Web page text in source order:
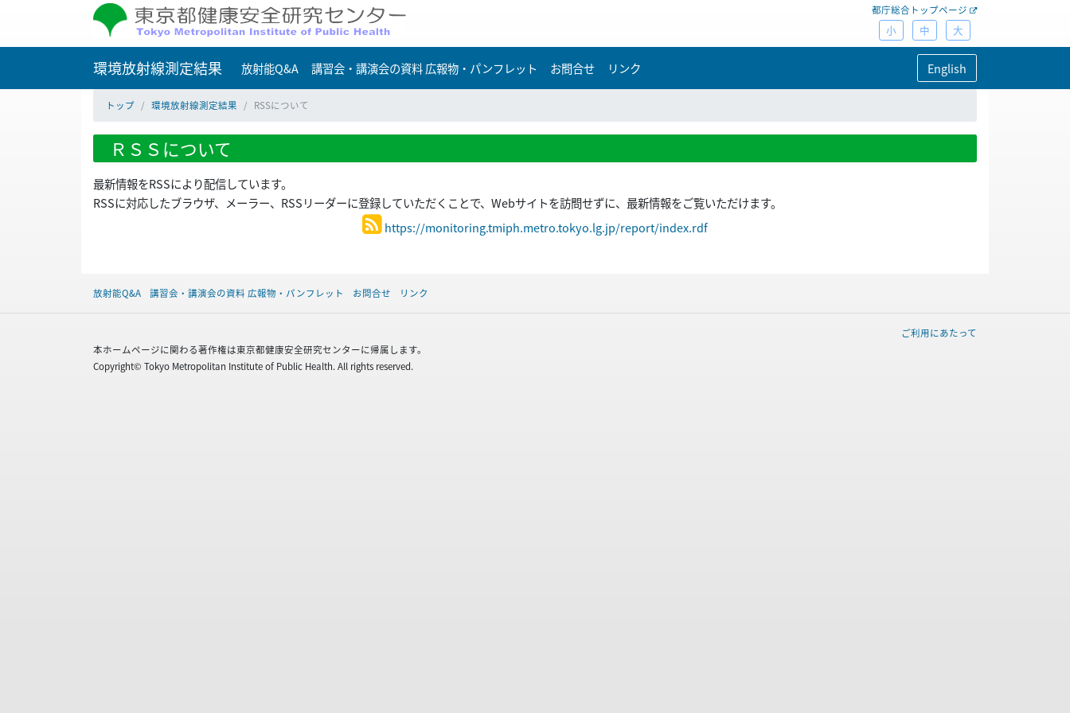
都庁総合トップページ
小 中 大
環境放射線測定結果 放射能Q&A 講習会・講演会の資料 広報物・パンフレット お問合せ リンク English
トップ 環境放射線測定結果 RSSについて
ＲＳＳについて
最新情報をRSSにより配信しています。
RSSに対応したブラウザ、メーラー、RSSリーダーに登録していただくことで、Webサイトを訪問せずに、最新情報をご覧いただけます。
https://monitoring.tmiph.metro.tokyo.lg.jp/report/index.rdf
放射能Q&A 講習会・講演会の資料 広報物・パンフレット お問合せ リンク
ご利用にあたって
本ホームページに関わる著作権は東京都健康安全研究センターに帰属します。
Copyright© Tokyo Metropolitan Institute of Public Health. All rights reserved.